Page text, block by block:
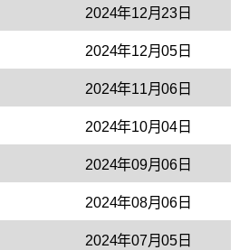
2024年12月23日
2024年12月05日
2024年11月06日
2024年10月04日
2024年09月06日
2024年08月06日
2024年07月05日